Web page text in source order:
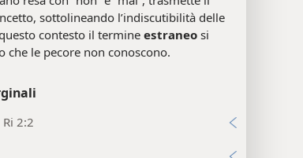
sottolineando l’indiscutibilità delle
contesto il termineestraneo si
che le pecore non conoscono.
2:2